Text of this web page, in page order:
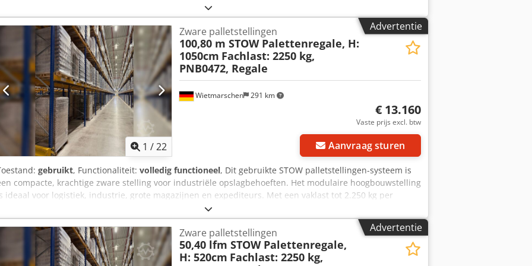
Belasting: 3000 kg legbordbelasting - Verzinkte staanders - Dwarsliggers 270 x 14 x 5 cm, T30 -
in oranje - Nieuw BLT / PR25 - geproduceerd in Europa & getest volgens de huidige DIN EN
15512 norm. - 100% kwaliteit voor de beste prijs. Rek bestaat uit : - 06 x staander ca. 250 cm x 110 cm,
gedemonteerd. - 20 x dwarsbalk ca. 270 x 14 x 5 cm, T30. - 40 x veiligheidsspelden. - Niveaus: Vloer + 2 -
palletplaatsen incl. vloerplaatsen. Chsdpfxszrvybs Akvsa -- PER DIRECT MEERDERE MALEN
Prijs : 1280,00 € netto plus wettelijk geldende btw. U ontvangt een factuur met btw-
We kunnen de frames voormonteren voor een kleine toeslag van 12,50 €/net per stuk.
: Levering kan op verzoek worden uitgevoerd door onze partner expediteur, de kosten hiervoor
zijn afhankelijk van de postcode. Montage : Indien gewenst, helpen onze getrainde medewerkers je graag
met de professionele montage en demontage van je bedrijfsapparatuur. Onze aanbeveling : Laat ons
weten wat u nodig hebt... Wij helpen u graag bij het realiseren van uw projecten, van planning en
bestelling tot installatie.
Advertentie
1 /22
Wietmarschen 291 km
Zware palletstellingen
100,80 m STOW Palettenregale, H:
1050cm Fachlast: 2250 kg,
PNB0472, Regale
€ 13.160
Vaste prijs excl. btw
Aanvraag sturen
gebruikt, Functionaliteit: volledig functioneel, Dit gebruikte STOW palletstellingen-systeem is
compacte, krachtige zware stelling voor industriële opslagbehoeften. Het modulaire hoogbouwstelling
ideaal voor logistiek, industrie, grote magazijnen en expediteurs. Met een vaklast tot 2.250 kg per
niveau en een veldlast tot 9.000 kg biedt het direct beschikbare palletstellingensysteem een efficiënte
voor de opslag van europallets en zware laadeenheden. PRODUCTDETAILS: - Hoogte: ca. 1050
cm - Diepte: ca. 110 cm - Lengte: ca. 10080 cm - Vaklast: 2.250 kg - Liggers: ca. 270 x 12 x 5 cm PNB0472 -
Kleur liggers: geel gelakt - Staanders: ca. 1050 x 110 cm, voorgemonteerd - Kleur staanders: blauw gelakt -
vloer + 4 - Palletplaatsen: 540 incl. vloerplaatsen - Uitvoering: Gebruikt STOW
Advertentie
Zware palletstellingen
50,40 lfm STOW Palettenregale,
H: 520cm Fachlast: 2250 kg,